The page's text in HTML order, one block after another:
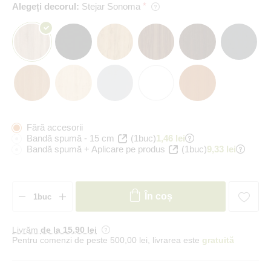
Alegeți decorul: Stejar Sonoma
Fără accesorii
Bandă spumă - 15 cm
(1buc)1,46 lei
Bandă spumă + Aplicare pe produs
(1buc)9,33 lei
În coș
Livrăm de la 15,90 lei
Pentru comenzi de peste 500,00 lei, livrarea este gratuită